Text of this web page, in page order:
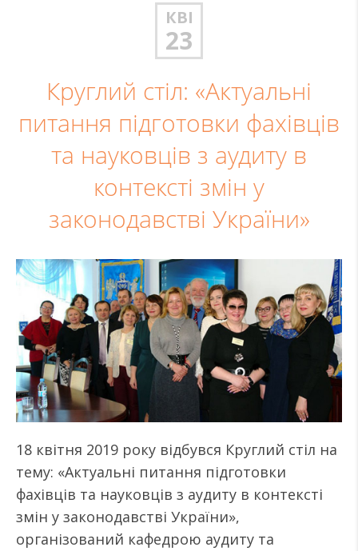
КВІ
23
Круглий стіл: «Актуальні
питання підготовки фахівців
та науковців з аудиту в
контексті змін у
законодавстві України»
18 квітня 2019 року відбувся Круглий стіл на
тему: «Актуальні питання підготовки
фахівців та науковців з аудиту в контексті
змін у законодавстві України»,
організований кафедрою аудиту та